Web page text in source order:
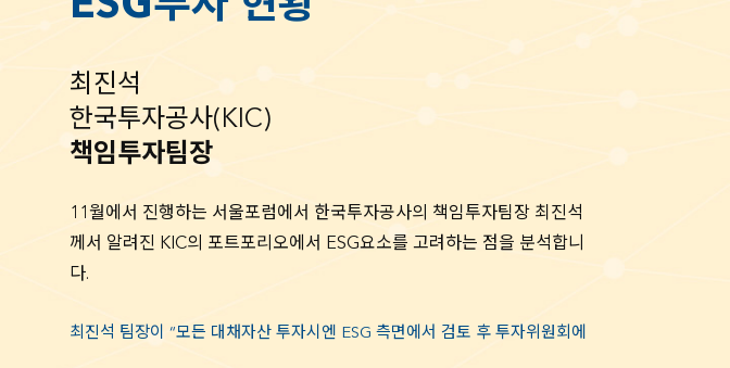
Northleaf Capital Partners
최진석
한국투자공사(KIC)
책임투자팀장
11월에서 진행하는 서울포럼에서 한국투자공사의 책임투자팀장 최진석
께서 알려진 KIC의 포트포리오에서 ESG요소를 고려하는 점을 분석합니
다.
최진석 팀장이 “모든 대채자산 투자시엔 ESG 측면에서 검토 후 투자위원회에